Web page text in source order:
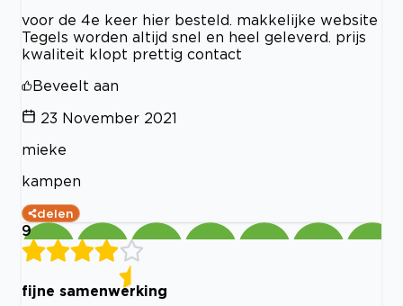
voor de 4e keer hier besteld. makkelijke website
Tegels worden altijd snel en heel geleverd. prijs
kwaliteit klopt prettig contact
Beveelt aan
23 November 2021
mieke
kampen
delen
9
fijne samenwerking